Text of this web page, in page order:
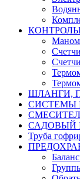
ШЛАНГИ,
СИСТЕМЫ
САДОВЫЙ
Труба